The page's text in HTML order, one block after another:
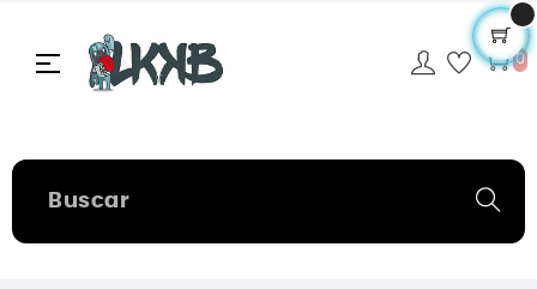
Navegación
☰ 0